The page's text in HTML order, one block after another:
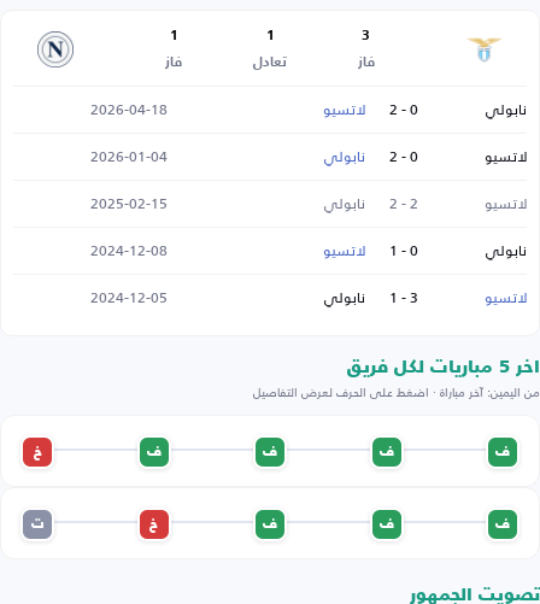
3
فاز
1
تعادل
1
فاز
نابولي 0 - 2 لاتسيو
2026-04-18
لاتسيو
0 - 2 نابولي
2026-01-04
لاتسيو
2 - 2 نابولي
2025-02-15
نابولي
0 - 1 لاتسيو
2024-12-08
لاتسيو
3 - 1 نابولي 2024-12-05
اخر 5 مباريات لكل فريق
من اليمين: آخر مباراة · اضغط على الحرف لعرض التفاصيل
ف ف ف ف خ
ف ف ف خ ت
تصويت الجمهور